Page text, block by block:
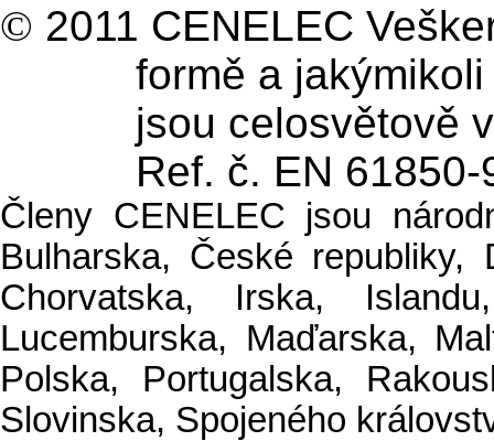
© 2011 CENELEC
formě a
jsou celosvětově
Ref. č. EN 61850-
Členy CENELEC jsou
Bulharska, České republiky,
Chorvatska, Irska,
Lucemburska, Maďarska,
Polska, Portugalska,
Slovinska, Spojeného